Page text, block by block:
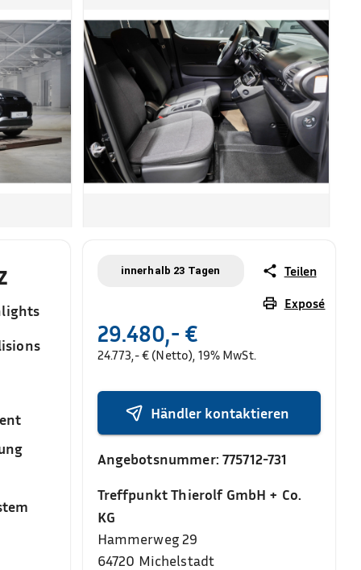
innerhalb 23 Tagen
Teilen
Exposé
29.480,- €
24.773,- € (Netto), 19% MwSt.
Händler kontaktieren
Angebotsnummer: 775712-731
Treffpunkt Thierolf GmbH + Co.
KG
Hammerweg 29
64720 Michelstadt